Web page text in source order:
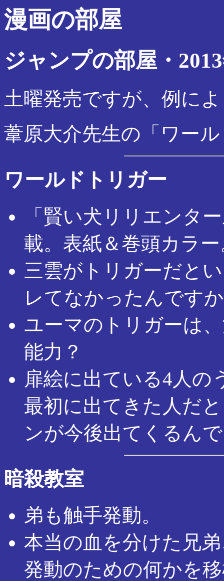
漫画の部屋
ジャンプの部屋・
土曜発売ですが、例に
葦原大介先生の「ワー
ワールドトリガー
「賢い犬リリエンタ
載。表紙＆巻頭カラ
三雲がトリガーだと
レてなかったんです
ユーマのトリガーは
能力？
扉絵に出ている4人の
最初に出てきた人だ
ンが今後出てくるん
暗殺教室
弟も触手発動。
本当の血を分けた兄
発動のための何かを